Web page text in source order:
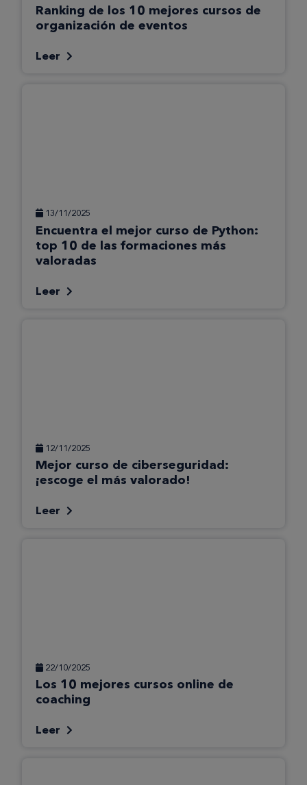
Ranking de los 10 mejores cursos de
organización de eventos
Leer
13/11/2025
Encuentra el mejor curso de Python:
top 10 de las formaciones más
valoradas
Leer
12/11/2025
Mejor curso de ciberseguridad:
¡escoge el más valorado!
Leer
22/10/2025
Los 10 mejores cursos online de
coaching
Leer